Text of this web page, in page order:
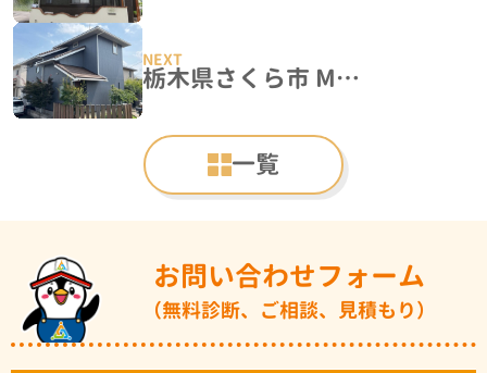
一覧
栃木県さくら市 M様邸 外壁塗装工事
お問い合わせフォーム
（無料診断、ご相談、見積もり）